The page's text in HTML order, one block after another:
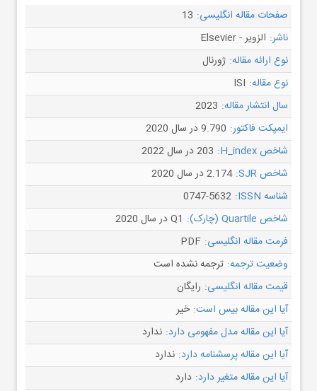
صفحات مقاله انگلیسی: 13
ناشر: الزویر - Elsevier
نوع ارائه مقاله: ژورنال
نوع مقاله: ISI
سال انتشار مقاله: 2023
ایمپکت فاکتور: 9.790 در سال 2020
شاخص H_index:
203 در سال 2022
شاخص SJR:
2.174 در سال 2020
شناسه ISSN:
0747-5632
شاخص Quartile (چارک):
Q1 در سال 2020
فرمت مقاله انگلیسی: PDF
وضعیت ترجمه: ترجمه نشده است
قیمت مقاله انگلیسی: رایگان
آیا این مقاله بیس است: خیر
آیا این مقاله مدل مفهومی دارد: ندارد
آیا این مقاله پرسشنامه دارد: ندارد
آیا این مقاله متغیر دارد: دارد